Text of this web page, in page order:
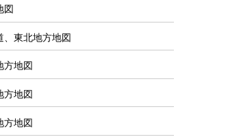
図
、東北地方地図
方地図
方地図
方地図